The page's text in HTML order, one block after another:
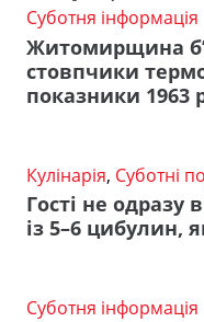
Суботня інформація
Житомирщина
стовпчики
показники 1963
Кулінарія, Суботні
Гості не одразу
із 5–6 цибулин,
Суботня інформація